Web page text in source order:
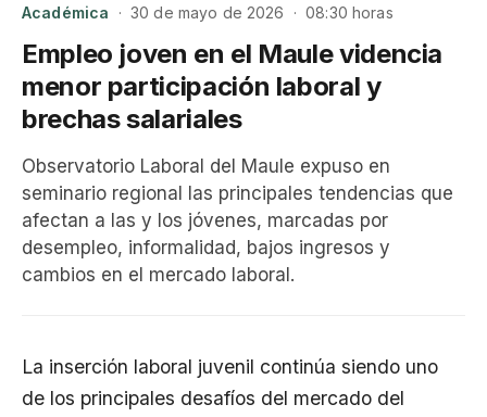
Académica · 30 de mayo de 2026 · 08:30 horas
Empleo joven en el Maule videncia
menor participación laboral y
brechas salariales
Observatorio Laboral del Maule expuso en
seminario regional las principales tendencias que
afectan a las y los jóvenes, marcadas por
desempleo, informalidad, bajos ingresos y
cambios en el mercado laboral.
La inserción laboral juvenil continúa siendo uno
de los principales desafíos del mercado del